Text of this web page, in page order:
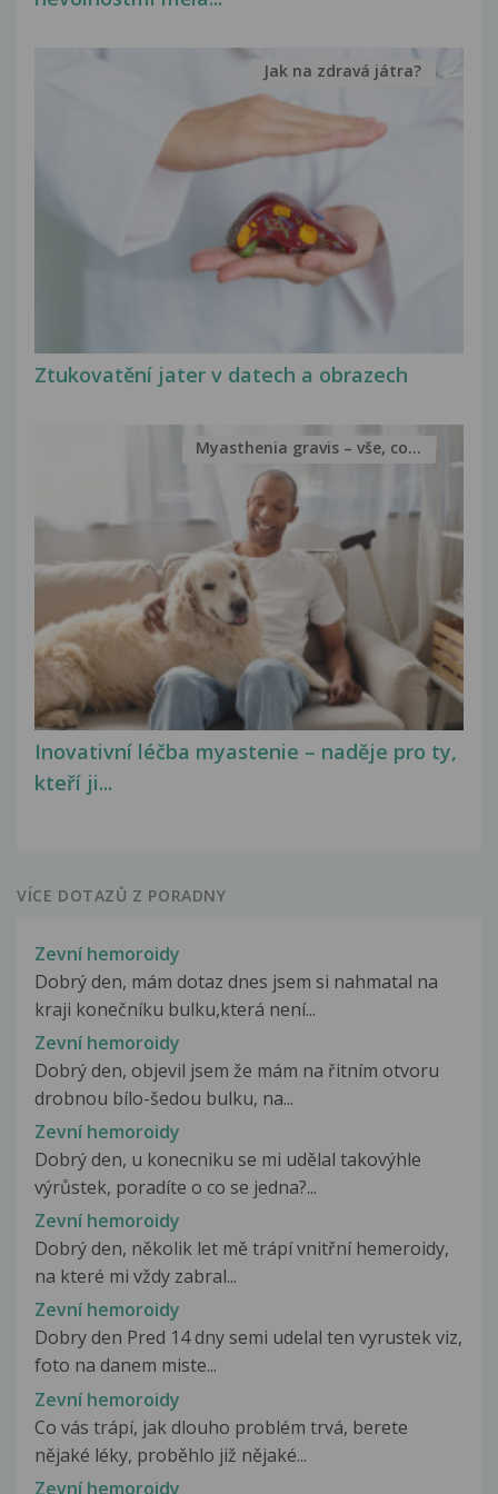
Ztukovatění jater v datech a obrazech
Jak na zdravá játra?
Inovativní léčba myastenie – naděje pro ty,
kteří ji...
Myasthenia gravis – vše, co...
VÍCE DOTAZŮ Z PORADNY
Zevní hemoroidy
Dobrý den, mám dotaz dnes jsem si nahmatal na
kraji konečníku bulku,která není...
Zevní hemoroidy
Dobrý den, objevil jsem že mám na řitním otvoru
drobnou bílo-šedou bulku, na...
Zevní hemoroidy
Dobrý den, u konecniku se mi udělal takovýhle
výrůstek, poradíte o co se jedna?...
Zevní hemoroidy
Dobrý den, několik let mě trápí vnitřní hemeroidy,
na které mi vždy zabral...
Zevní hemoroidy
Dobry den Pred 14 dny semi udelal ten vyrustek viz,
foto na danem miste...
Zevní hemoroidy
Co vás trápí, jak dlouho problém trvá, berete
nějaké léky, proběhlo již nějaké...
Zevní hemoroidy